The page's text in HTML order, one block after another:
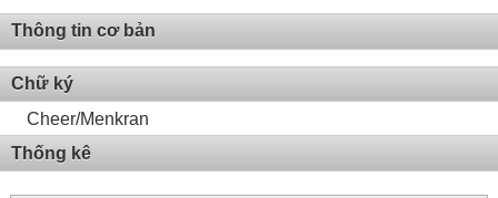
Thông tin cơ bản
Chữ ký
Cheer/Menkran
Thống kê